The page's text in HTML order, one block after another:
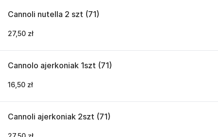
Cannoli nutella 2 szt (71)
27,50 zł
Cannolo ajerkoniak 1szt (71)
16,50 zł
Cannoli ajerkoniak 2szt (71)